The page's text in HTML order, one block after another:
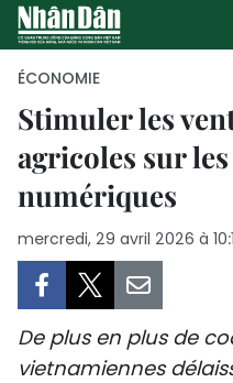
PAGE
ÉCONOMIE
Stimuler les
agricoles sur
numériques
mercredi, 29 avril 2026 à
De plus en plus de
vietnamiennes